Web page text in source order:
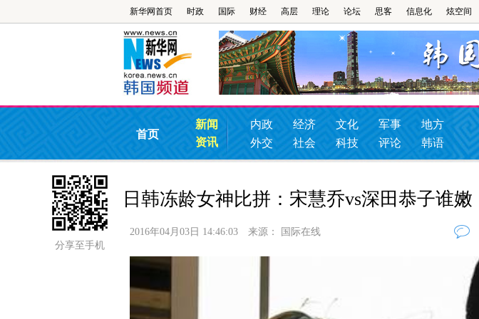
新华网首页 时政 国际 财经 高层 理论 论坛 思客 信息化 炫空间
首页
新闻
资讯
内政 经济 文化 军事
地方
外交
社会 科技 评论 韩语
分享至手机
日韩冻龄女神比拼：宋慧乔vs深田恭子谁嫩
2016年04月03日 14:46:03 来源： 国际在线